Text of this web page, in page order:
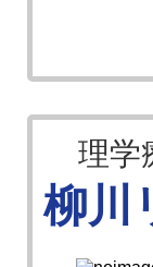
理学
柳川